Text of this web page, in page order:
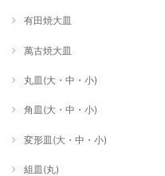
有田焼大皿
萬古焼大皿
丸皿(大・中・小)
角皿(大・中・小)
変形皿(大・中・小)
組皿(丸)